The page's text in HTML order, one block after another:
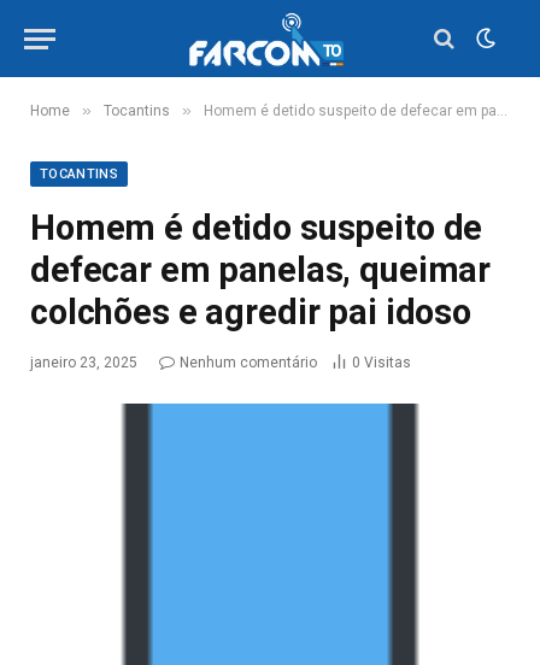
Home » Tocantins » Homem é detido suspeito de defecar em panelas, queimar colchões e agredir pai idoso
TOCANTINS
Homem é detido suspeito de
defecar em panelas, queimar
colchões e agredir pai idoso
janeiro 23, 2025 Nenhum comentário 0 Visitas